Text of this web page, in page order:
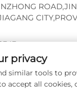
© 2024 de către
privacy
similar tools to
accept all cookies,